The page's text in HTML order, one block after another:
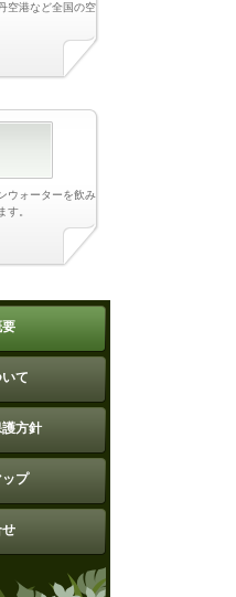
空港など全国の空
ウォーターを飲み
す。
て
方針
プ
せ